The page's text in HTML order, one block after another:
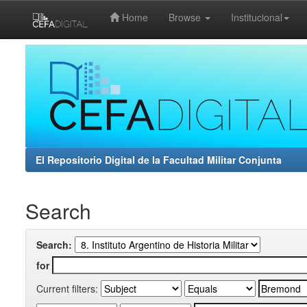
Home Browse Institucional
El Repositorio Digital de la Facultad Militar Conjunta
Search
Search:
for
Current filters: